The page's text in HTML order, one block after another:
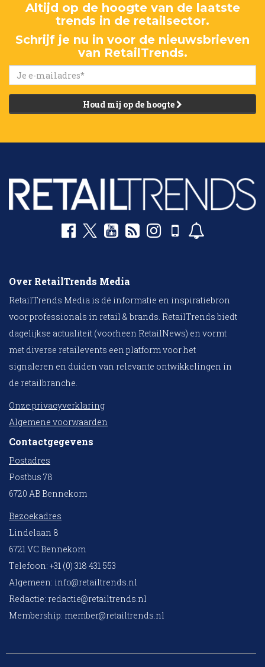
Altijd op de hoogte van de laatste
trends in de retailsector.
Schrijf je nu in voor de nieuwsbrieven
van RetailTrends.
Houd mij op de hoogte
Over RetailTrends Media
RetailTrends Media is dé informatie en inspiratiebron
voor professionals in retail & brands. RetailTrends biedt
dagelijkse actualiteit (voorheen RetailNews) en vormt
met diverse retailevents een platform voor het
signaleren en duiden van relevante ontwikkelingen in
de retailbranche.
Onze privacyverklaring
Algemene voorwaarden
Contactgegevens
Postadres
Postbus 78
6720 AB Bennekom
Bezoekadres
Lindelaan 8
6721 VC Bennekom
Telefoon: +31 (0) 318 431 553
Algemeen: info@retailtrends.nl
Redactie: redactie@retailtrends.nl
Membership: member@retailtrends.nl